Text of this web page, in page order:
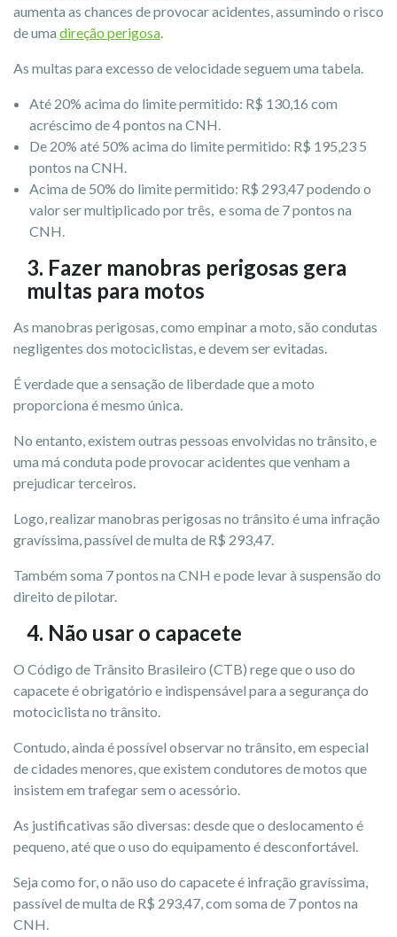
aumenta as chances de provocar acidentes, assumindo o risco
de uma direção perigosa.
As multas para excesso de velocidade seguem uma tabela.
Até 20% acima do limite permitido: R$ 130,16 com
acréscimo de 4 pontos na CNH.
De 20% até 50% acima do limite permitido: R$ 195,23 5
pontos na CNH.
Acima de 50% do limite permitido: R$ 293,47 podendo o
valor ser multiplicado por três, e soma de 7 pontos na
CNH.
3. Fazer manobras perigosas gera
multas para motos
As manobras perigosas, como empinar a moto, são condutas
negligentes dos motociclistas, e devem ser evitadas.
É verdade que a sensação de liberdade que a moto
proporciona é mesmo única.
No entanto, existem outras pessoas envolvidas no trânsito, e
uma má conduta pode provocar acidentes que venham a
prejudicar terceiros.
Logo, realizar manobras perigosas no trânsito é uma infração
gravíssima, passível de multa de R$ 293,47.
Também soma 7 pontos na CNH e pode levar à suspensão do
direito de pilotar.
4. Não usar o capacete
O Código de Trânsito Brasileiro (CTB) rege que o uso do
capacete é obrigatório e indispensável para a segurança do
motociclista no trânsito.
Contudo, ainda é possível observar no trânsito, em especial
de cidades menores, que existem condutores de motos que
insistem em trafegar sem o acessório.
As justificativas são diversas: desde que o deslocamento é
pequeno, até que o uso do equipamento é desconfortável.
Seja como for, o não uso do capacete é infração gravíssima,
passível de multa de R$ 293,47, com soma de 7 pontos na
CNH.